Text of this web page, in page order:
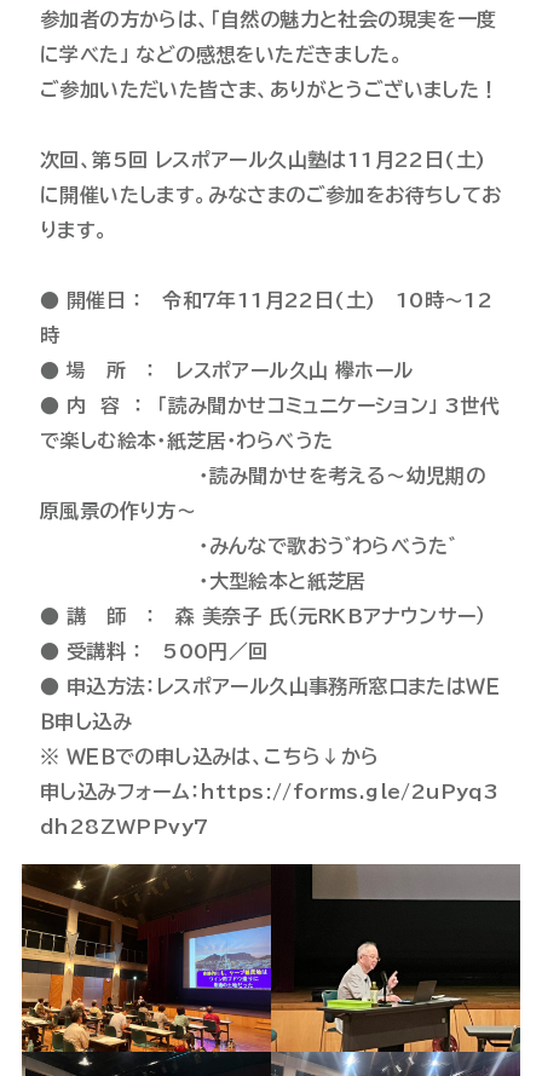
参加者の方からは、「自然の魅力と社会の現実を一度
に学べた」 などの感想をいただきました。
ご参加いただいた皆さま、ありがとうございました！
次回、第5回 レスポアール久山塾は11月22日(土)
に開催いたします。みなさまのご参加をお待ちしてお
ります。
● 開催日 ： 令和7年11月22日(土) 10時～12
時
● 場 所 ： レスポアール久山 欅ホール
● 内 容 ： 「読み聞かせコミュニケーション」 3世代
で楽しむ絵本・紙芝居・わらべうた
・読み聞かせを考える～幼児期の
原風景の作り方～
・みんなで歌おう゛わらべうた゛
・大型絵本と紙芝居
● 講 師 ： 森 美奈子 氏（元RKBアナウンサー）
● 受講料 ： 500円／回
● 申込方法：レスポアール久山事務所窓口またはＷＥ
Ｂ申し込み
※ ＷＥＢでの申し込みは、 こちら↓から
申し込みフォーム： https://forms.gle/2uPyq3
dh28ZWPPvy7